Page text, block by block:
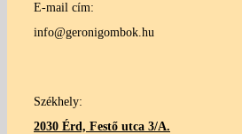
E-mail cím:
info@geronigombok.hu
Székhely:
2030 Érd, Festő utca 3/A.